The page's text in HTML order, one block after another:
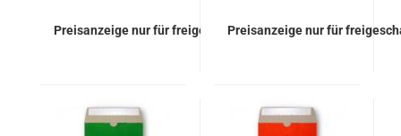
Preisanzeige nur für freigeschaltete Kunden
Preisanzeige nur für